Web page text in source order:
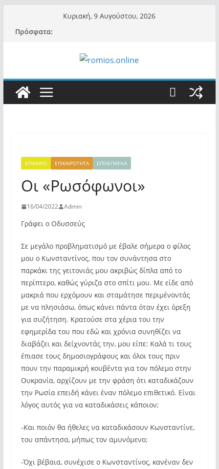
περιεχόμενο
Κυριακή, 9 Αυγούστου, 2026
Πρόσφατα:
ΕΠΙΚΑΙΡΟ ΕΠΙΚΑΙΡΟΤΗΤΑ ΕΠΙΛΕΓΜΕΝΑ
Οι «Ρωσόφωνοι»
16/04/2022 Admin
Γράφει ο Οδυσσεύς
Σε μεγάλο προβληματισμό με έβαλε σήμερα ο φίλος
μου ο Κωνσταντίνος, που τον συνάντησα στο
παρκάκι της γειτονιάς μου ακριβώς δίπλα από το
περίπτερο, καθώς γύριζα στο σπίτι μου. Με είδε από
μακριά που ερχόμουν και σταμάτησε περιμένοντάς
με να πλησιάσω, όπως κάνει πάντα όταν έχει όρεξη
για συζήτηση. Κρατούσε στα χέρια του την
εφημερίδα του που εδώ και χρόνια συνηθίζει να
διαβάζει και δείχνοντάς την, μου είπε: Καλά τι τους
έπιασε τους δημοσιογράφους και όλοι τους πριν
πουν την παραμικρή κουβέντα για τον πόλεμο στην
Ουκρανία, αρχίζουν με την φράση ότι καταδικάζουν
την Ρωσία επειδή κάνει έναν πόλεμο επιθετικό. Είναι
λόγος αυτός για να καταδικάσεις κάποιον;
-Και ποιόν θα ήθελες να καταδικάσουν Κωνσταντίνε,
του απάντησα, μήπως τον αμυνόμενο;
-Όχι βέβαια, συνέχισε ο Κωνσταντίνος, κανέναν δεν